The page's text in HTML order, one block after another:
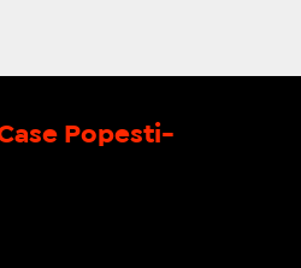
Popesti-